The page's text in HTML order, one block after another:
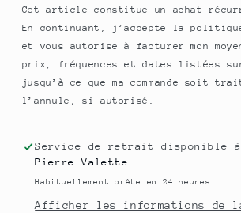
0,50
L
ou
3*0,50L
0,50
L
ou
3*0,50L
Cet article constitue un achat
En continuant, j’accepte la
et vous autorise à facturer mon
prix, fréquences et dates listées
jusqu’à ce que ma commande soit
l’annule, si autorisé.
Service de retrait disponible
Pierre Valette
Habituellement prête en 24 heures
Afficher les informations de